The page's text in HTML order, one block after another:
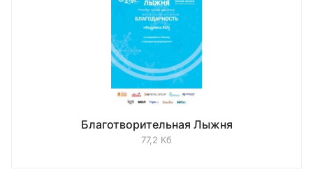
Благотворительная Лыжня
77,2 Кб